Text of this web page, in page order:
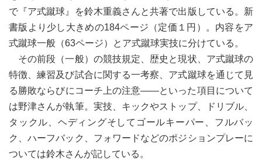
で『ア式蹴球』を鈴木重義さんと共著で出版している。新
書版より少し大きめの184ページ（定価１円）。内容をア
式蹴球一般（63ページ）とア式蹴球実技に分けている。
その前段（一般）の競技規定、歴史と現状、ア式蹴球の
特徴、練習及び試合に関する一考察、ア式蹴球を通じて見
る勝敗ならびにコーチ上の注意――といった項目について
は野津さんが執筆。実技、キックやストップ、ドリブル、
タックル、ヘディングそしてゴールキーパー、フルバッ
ク、ハーフバック、フォワードなどのポジションプレーに
ついては鈴木さんが記している。